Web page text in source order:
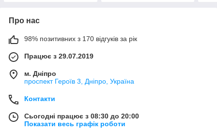
Про нас
98% позитивних з 170 відгуків за рік
Працює з 29.07.2019
м. Дніпро
проспект Героїв 3, Дніпро, Україна
Контакти
Сьогодні працює з 08:30 до 20:00
Показати весь графік роботи